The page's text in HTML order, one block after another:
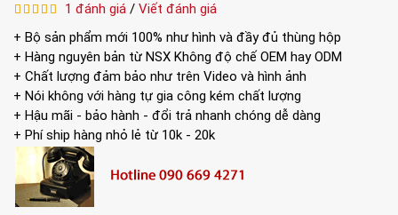
Điểm nổi bật của Bàn cafe bằng gỗ, bàn trà bằng gỗ
MDF BCF 02-01
+ Khung thép sơn tĩnh điện màu trắng, 4 chân có
nút bịt cao su chống trơn trượt.
+ Bàn cafe bằng gỗ, bàn trà bằng gỗ MDF BCF 02-
01 mặt bàn phủ PU cao cấp, chống nước tốt.
1 đánh giá / Viết đánh giá
+ Bộ sản phẩm mới 100% như hình và đầy đủ thùng hộp
+ Hàng nguyên bản từ NSX Không độ chế OEM hay ODM
+ Chất lượng đảm bảo như trên Video và hình ảnh
+ Nói không với hàng tự gia công kém chất lượng
+ Hậu mãi - bảo hành - đổi trả nhanh chóng dễ dàng
+ Phí ship hàng nhỏ lẻ từ 10k - 20k